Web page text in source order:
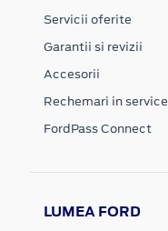
Servicii oferite
Garantii si revizii
Accesorii
Rechemari in service
FordPass Connect
LUMEA FORD